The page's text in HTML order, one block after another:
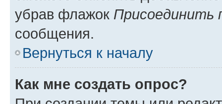
убрав флажок Присоединить
сообщения.
Вернуться к началу
Как мне создать опрос?